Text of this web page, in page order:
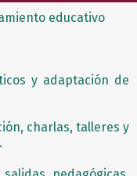
educativo
y adaptación de
charlas, talleres y